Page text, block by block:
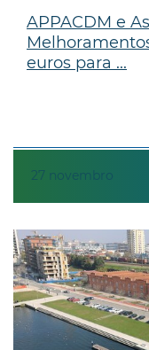
27 novembro
APPACDM e
euros para ...